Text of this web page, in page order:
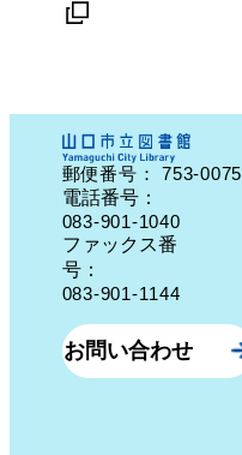
郵便番号：753-0075
電話番号：
083-901-1040
ファックス番
号：
083-901-1144
お問い合わせ